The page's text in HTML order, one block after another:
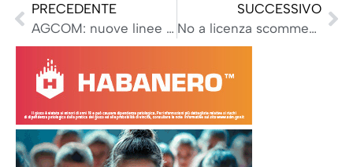
PRECEDENTE
AGCOM: nuove linee guida pubblicità gioco entro agosto, l’annucio di Davide Gallino a iGBLive
SUCCESSIVO
No a licenza scommesse, Tar Lecce: ‘Sospensione cautelare, non c’è pregiudizio grave e urgente’